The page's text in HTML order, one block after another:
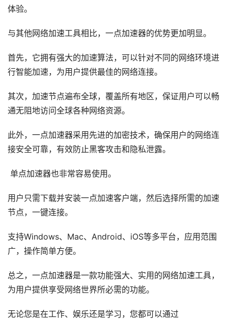
体验。
与其他网络加速工具相比，一点加速器的优势更加明显。
首先，它拥有强大的加速算法，可以针对不同的网络环境进
行智能加速，为用户提供最佳的网络连接。
其次，加速节点遍布全球，覆盖所有地区，保证用户可以畅
通无阻地访问全球各种网络资源。
此外，一点加速器采用先进的加密技术，确保用户的网络连
接安全可靠，有效防止黑客攻击和隐私泄露。
单点加速器也非常容易使用。
用户只需下载并安装一点加速客户端，然后选择所需的加速
节点，一键连接。
支持Windows、Mac、Android、iOS等多平台，应用范围
广，操作简单方便。
总之，一点加速器是一款功能强大、实用的网络加速工具，
为用户提供享受网络世界所必需的功能。
无论您是在工作、娱乐还是学习，您都可以通过